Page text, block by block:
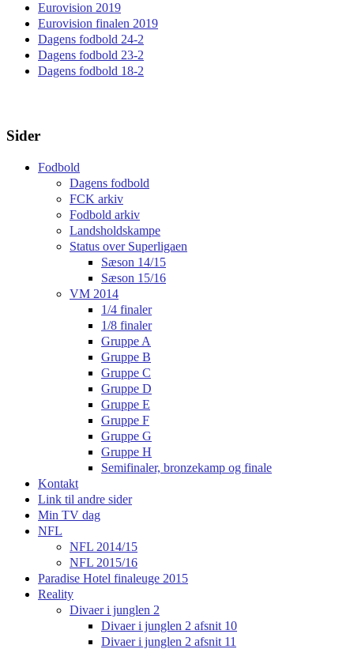
Eurovision 2019
Eurovision finalen 2019
Dagens fodbold 24-2
Dagens fodbold 23-2
Dagens fodbold 18-2
Sider
Fodbold
Dagens fodbold
FCK arkiv
Fodbold arkiv
Landsholdskampe
Status over Superligaen
Sæson 14/15
Sæson 15/16
VM 2014
1/4 finaler
1/8 finaler
Gruppe A
Gruppe B
Gruppe C
Gruppe D
Gruppe E
Gruppe F
Gruppe G
Gruppe H
Semifinaler, bronzekamp og finale
Kontakt
Link til andre sider
Min TV dag
NFL
NFL 2014/15
NFL 2015/16
Paradise Hotel finaleuge 2015
Reality
Divaer i junglen 2
Divaer i junglen 2 afsnit 10
Divaer i junglen 2 afsnit 11